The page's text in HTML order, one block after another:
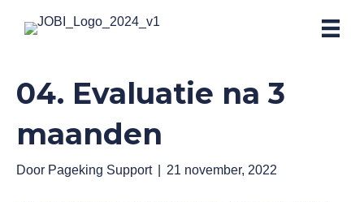
04. Evaluatie na 3
maanden
Door Pageking Support 21 november, 2022